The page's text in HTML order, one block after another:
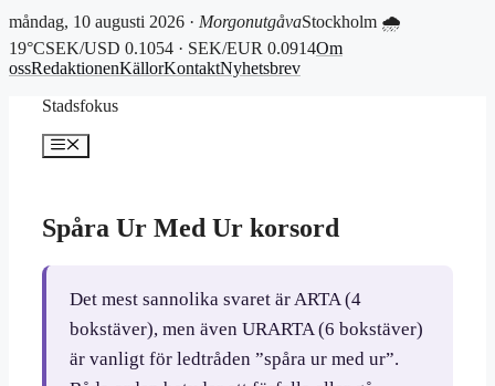
måndag, 10 augusti 2026 · MorgonutgåvaStockholm 🌧
19°CSEK/USD 0.1054 · SEK/EUR 0.0914Om
ossRedaktionenKällorKontaktNyhetsbrev
Stadsfokus
Meny
Spåra Ur Med Ur korsord
Det mest sannolika svaret är ARTA (4
bokstäver), men även URARTA (6 bokstäver)
är vanligt för ledtråden ”spåra ur med ur”.